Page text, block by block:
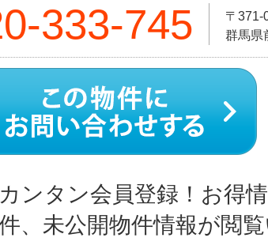
333-745
〒371-
群馬県
ンタン会員登録！お得情
、未公開物件情報が閲